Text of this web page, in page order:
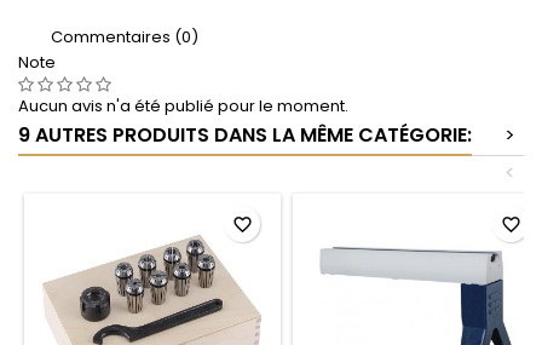
Commentaires (0)
Note
Aucun avis n'a été publié pour le moment.
9 AUTRES PRODUITS DANS LA MÊME CATÉGORIE:
>
<
favorite_border favorite_border